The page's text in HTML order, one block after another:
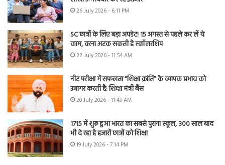
26 July 2026 - 6:11 PM
SC छात्रों के लिए बड़ा अपडेट! 15 अगस्त से पहले कर लें ये
काम, वरना अटक सकती है स्कॉलरशिप
22 July 2026 - 11:54 AM
नीट परीक्षा में सफलता “शिक्षा क्रांति” के व्यापक प्रभाव को
उजागर करती है: शिक्षा मंत्री बैंस
20 July 2026 - 11:43 AM
1715 में शुरू हुआ भारत का सबसे पुराना स्कूल, 300 साल बाद
भी दे रहा है हजारों छात्रों को शिक्षा
19 July 2026 - 7:14 PM